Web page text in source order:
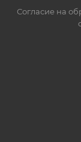
Согласие на